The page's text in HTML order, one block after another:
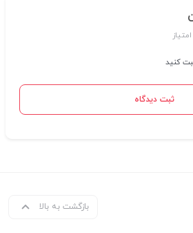
کنید
ثبت دیدگاه
بازگشت به بالا